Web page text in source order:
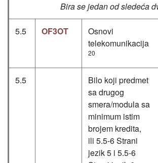
Bira se jedan od sledeća
5.5 OF3OT
Osnovi
telekomunikacija
20
5.5
Bilo koji predmet
sa drugog
smera/modula sa
minimum istim
brojem kredita,
ili 5.5-6 Strani
jezik 5 i 5.5-6